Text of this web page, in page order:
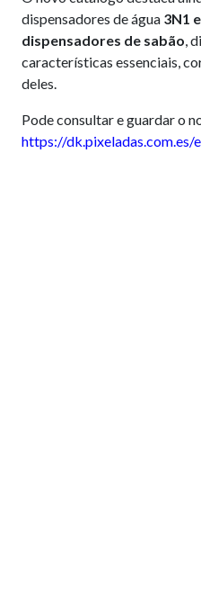
dispensadores de água 3N1
dispensadores de sabão ,
características essenciais,
deles.
Pode consultar e guardar o
https://